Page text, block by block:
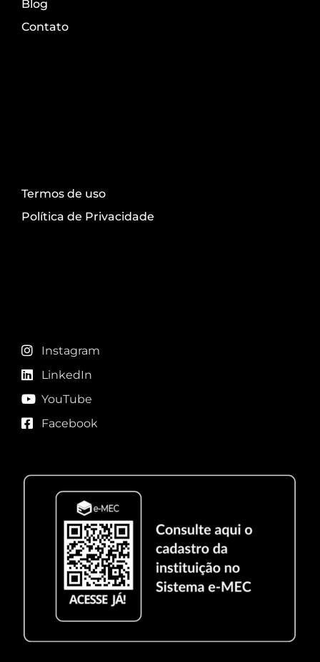
Blog
Contato
Termos de uso
Política de Privacidade
Instagram
LinkedIn
YouTube
Facebook